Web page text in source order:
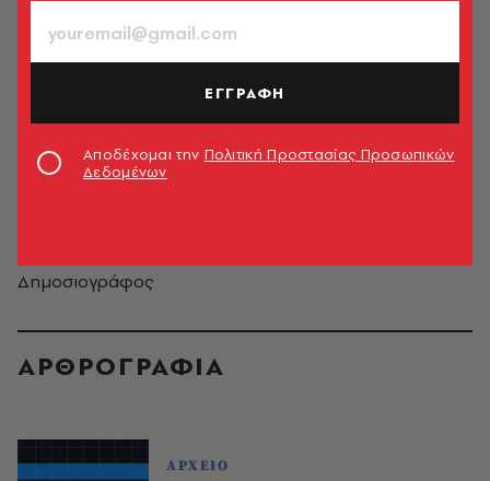
Δημοσιογράφος
ΑΡΘΡΟΓΡΑΦΙΑ
ΑΡΧΕΙΟ
ΕΓΓΡΑΦΗ
Αποδέχομαι την Πολιτική Προστασίας Προσωπικών
Δεδομένων